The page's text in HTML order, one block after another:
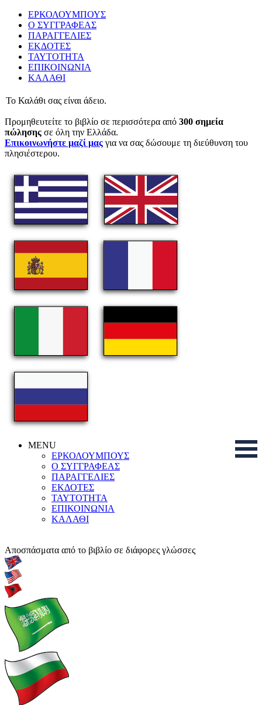
ΕΡΚΟΛΟΥΜΠΟΥΣ
Ο ΣΥΓΓΡΑΦΕΑΣ
ΠΑΡΑΓΓΕΛΙΕΣ
ΕΚΔΟΤΕΣ
ΤΑΥΤΟΤΗΤΑ
ΕΠΙΚΟΙΝΩΝΙΑ
ΚΑΛΑΘΙ
Το Καλάθι σας είναι άδειο.
Προμηθευτείτε το βιβλίο σε περισσότερα από 300 σημεία
πώλησης σε όλη την Ελλάδα.
Επικοινωνήστε μαζί μας για να σας δώσουμε τη διεύθυνση του
πλησιέστερου.
MENU
ΕΡΚΟΛΟΥΜΠΟΥΣ
Ο ΣΥΓΓΡΑΦΕΑΣ
ΠΑΡΑΓΓΕΛΙΕΣ
ΕΚΔΟΤΕΣ
ΤΑΥΤΟΤΗΤΑ
ΕΠΙΚΟΙΝΩΝΙΑ
ΚΑΛΑΘΙ
Αποσπάσματα από το βιβλίο σε διάφορες γλώσσες